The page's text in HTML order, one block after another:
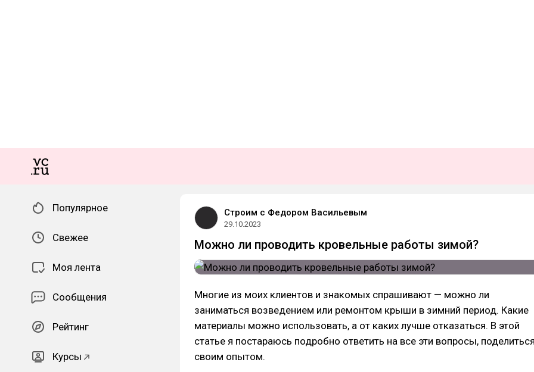
Популярное
Свежее
Моя лента
Сообщения
Рейтинг
Курсы
Строим с Федором Васильевым
29.10.2023
Можно ли проводить кровельные работы зимой?
Многие из моих клиентов и знакомых спрашивают — можно ли
заниматься возведением или ремонтом крыши в зимний период. Какие
материалы можно использовать, а от каких лучше отказаться. В этой
статье я постараюсь подробно ответить на все эти вопросы,
своим опытом.